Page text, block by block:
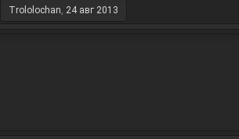
Trololochan, 24 авг 2013